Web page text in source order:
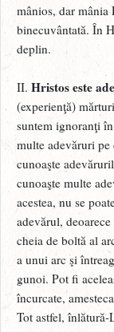
mânios, dar mânia
binecuvântată. În
deplin.
II. Hristos este
(experienţă)
suntem ignoranţi
multe adevăruri pe
cunoaşte
cunoaşte multe
acestea, nu se
adevărul,
cheia de boltă al
a unui arc şi
gunoi. Pot fi
încurcate,
Tot astfel,